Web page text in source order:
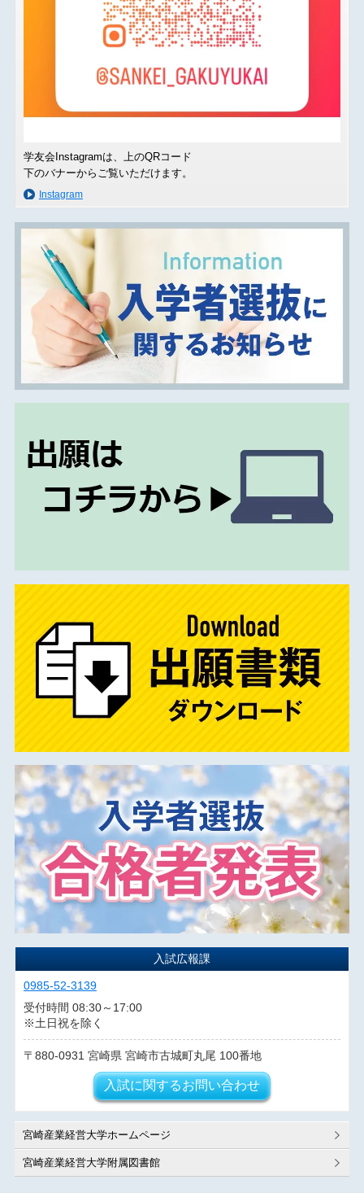
学友会Instagramは、上のQRコード
下のバナーからご覧いただけます。
Instagram
入試広報課
0985-52-3139
受付時間 08:30～17:00
※土日祝を除く
880-0931 宮崎県 宮崎市古城町丸尾 100番地
入試に関するお問い合わせ
宮崎産業経営大学ホームページ
宮崎産業経営大学附属図書館